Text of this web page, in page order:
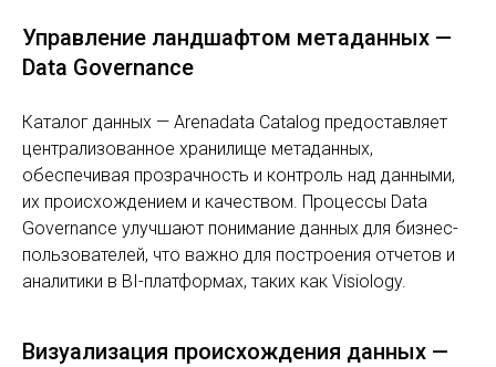
Управление ландшафтом метаданных —
Data Governance
Каталог данных — Arenadata Catalog предоставляет
централизованное хранилище метаданных,
обеспечивая прозрачность и контроль над данными,
их происхождением и качеством. Процессы Data
Governance улучшают понимание данных для бизнес-
пользователей, что важно для построения отчетов и
аналитики в BI-платформах, таких как Visiology.
Визуализация происхождения данных —